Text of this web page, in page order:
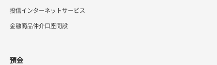
投信インターネットサービス
金融商品仲介口座開設
預金